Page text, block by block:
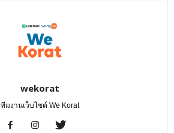
wekorat
ทีมงานเว็บไซต์ We Korat